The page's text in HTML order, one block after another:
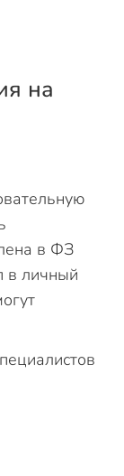
на
в ФЗ
в личный